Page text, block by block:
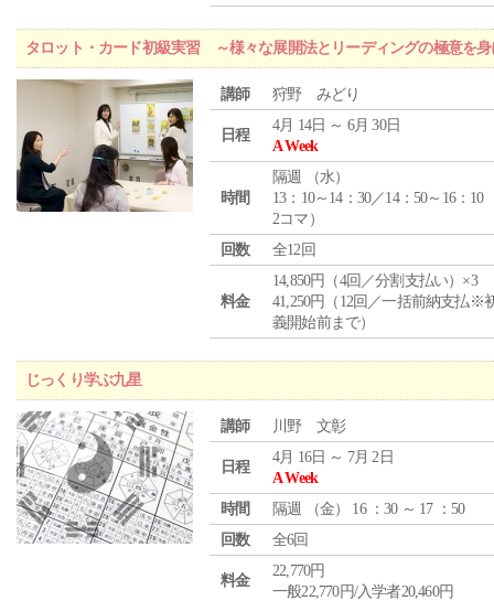
タロット・カード初級実習 ～様々な展開法とリーディングの極意を身
講師 狩野 みどり
日程
4月 14日 ～ 6月 30日
A Week
時間
隔週 （水）
13：10～14：30／14：50～16：10
2コマ）
回数
全12回
料金
14,850円（4回／分割支払い）×3
41,250円（12回／一括前納支払※
義開始前まで）
じっくり学ぶ九星
講師 川野 文彰
日程
4月 16日 ～ 7月 2日
A Week
時間
隔週 （金） 16 ：30 ～ 17 ：50
回数
全6回
料金
22,770円
一般22,770円/入学者20,460円